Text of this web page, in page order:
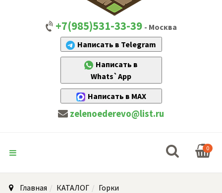
+7(985)531-33-39 - Москва
Написать в Telegram
Написать в
Whats`App
Написать в MAX
zelenoederevo@list.ru
0
Главная КАТАЛОГ
Горки